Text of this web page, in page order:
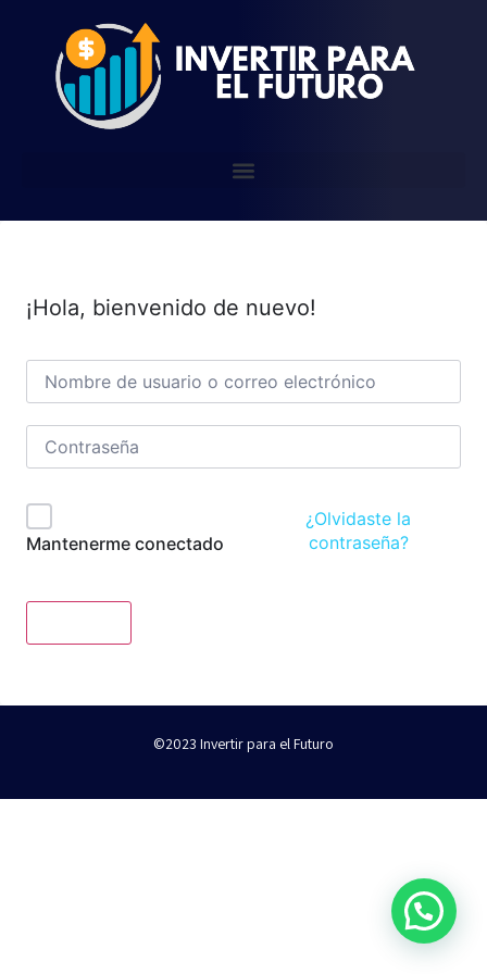
¡Hola, bienvenido de nuevo!
Mantenerme conectado
¿Olvidaste la
contraseña?
©2023 Invertir para el Futuro